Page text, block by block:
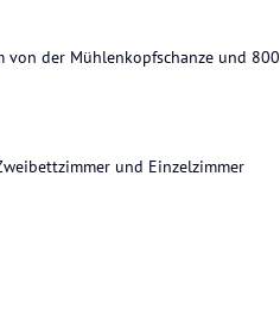
der Mühlenkopfschanze und 800
und Einzelzimmer